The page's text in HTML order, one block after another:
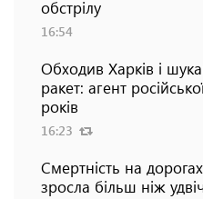
обстрілу
16:54
Обходив Харків і
ракет: агент
років
16:23
Смертність на
зросла більш ніж